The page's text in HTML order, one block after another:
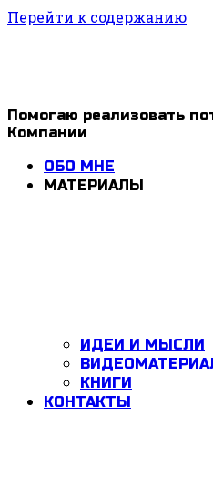
Перейти к содержанию
1ldar
Valiev
Помогаю реализовать
Компании
ОБО МНЕ
МАТЕРИАЛЫ
ИДЕИ И МЫСЛИ
КНИГИ
КОНТАКТЫ